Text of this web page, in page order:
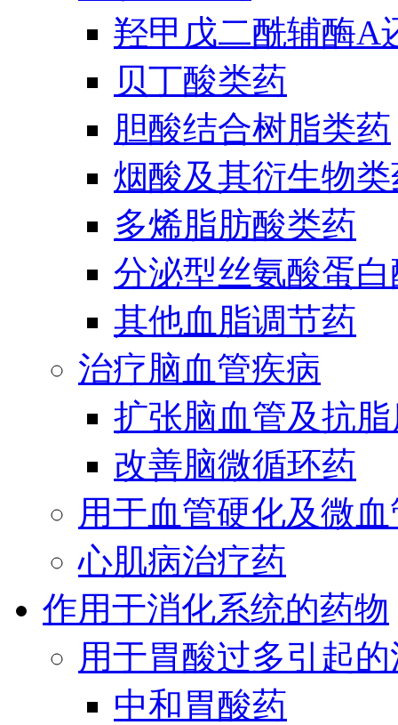
羟甲戊二酰辅酶A
贝丁酸类药
胆酸结合树脂类药
烟酸及其衍生物
多烯脂肪酸类药
分泌型丝氨酸蛋
其他血脂调节药
治疗脑血管疾病
扩张脑血管及抗
改善脑微循环药
用于血管硬化及微
心肌病治疗药
作用于消化系统的药物
用于胃酸过多引起
中和胃酸药